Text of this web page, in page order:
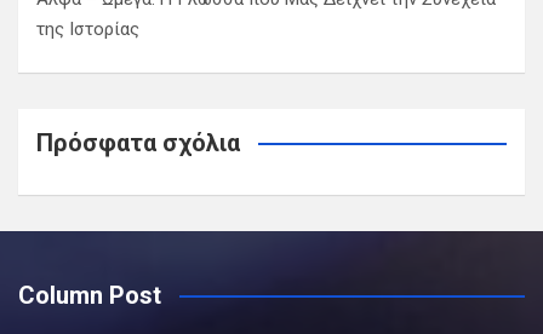
της Ιστορίας
Πρόσφατα σχόλια
Column Post